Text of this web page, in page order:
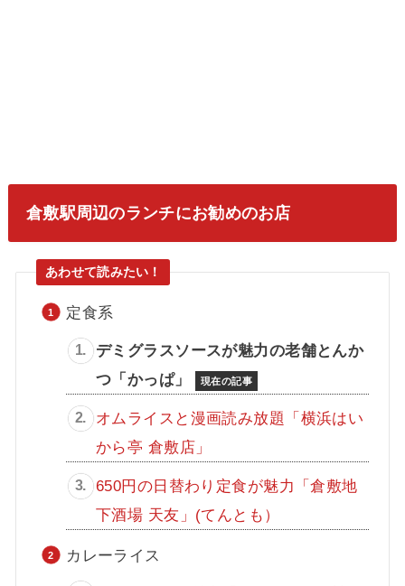
倉敷駅周辺のランチにお勧めのお店
定食系
デミグラスソースが魅力の老舗とんか
つ「かっぱ」
オムライスと漫画読み放題「横浜はい
から亭 倉敷店」
650円の日替わり定食が魅力「倉敷地
下酒場 天友」(てんとも）
カレーライス